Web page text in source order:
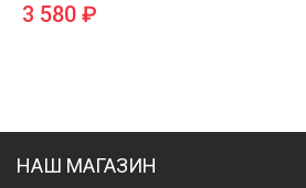
3 580 ₽
НАШ МАГАЗИН